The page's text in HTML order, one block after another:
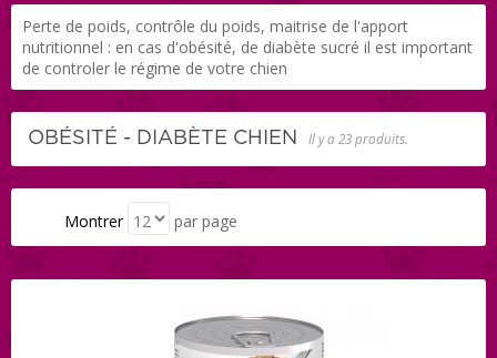
Perte de poids, contrôle du poids, maitrise de l'apport
nutritionnel : en cas d'obésité, de diabète sucré il est important
de controler le régime de votre chien
OBÉSITÉ - DIABÈTE CHIEN Il y a 23 produits.
Montrer par page